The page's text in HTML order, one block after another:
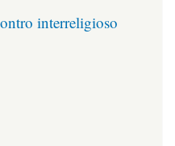
interreligioso